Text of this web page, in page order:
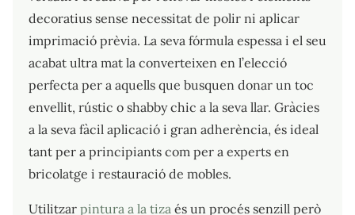
decoratius sense necessitat de polir ni aplicar
imprimació prèvia. La seva fórmula espessa i el seu
acabat ultra mat la converteixen en l’elecció
perfecta per a aquells que busquen donar un toc
envellit, rústic o shabby chic a la seva llar. Gràcies
a la seva fàcil aplicació i gran adherència, és ideal
tant per a principiants com per a experts en
bricolatge i restauració de mobles.
Utilitzar pintura a la tiza és un procés senzill però